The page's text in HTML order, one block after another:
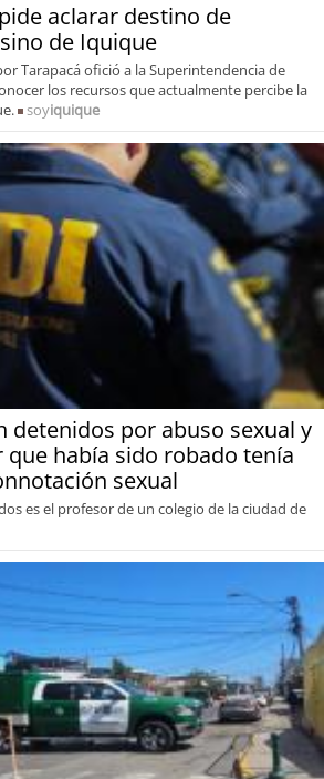
aclarar destino de
de Iquique
Tarapacá ofició a la Superintendencia de
los recursos que actualmente percibe la
soyiquique
detenidos por abuso sexual y
había sido robado tenía
sexual
es el profesor de un colegio de la ciudad de